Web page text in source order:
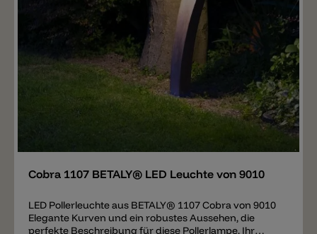
Cobra 1107 BETALY® LED Leuchte von 9010
LED Pollerleuchte aus BETALY® 1107 Cobra von 9010
Elegante Kurven und ein robustes Aussehen, die
perfekte Beschreibung für diese Pollerlampe. Ihr